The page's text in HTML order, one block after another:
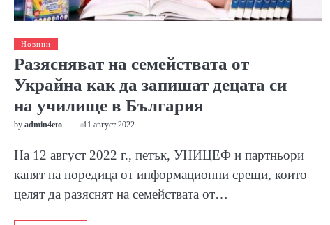
Новини
Разясняват на семействата от
Украйна как да запишат децата си
на училище в България
by admin4eto 11 август 2022
На 12 август 2022 г., петък, УНИЦЕФ и партньори
канят на поредица от информационни срещи, които
целят да разяснят на семействата от…